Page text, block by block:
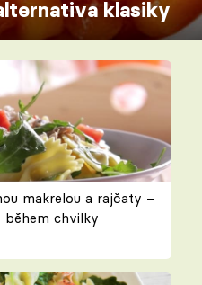
klasiky
makrelou a rajčaty –
chvilky